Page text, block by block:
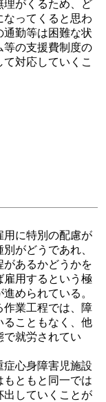
理がくるため、ど
なってくると思わ
勤等は困難な状
等の支援費制度の
対応していくこ
用に特別の配慮が
がどうであれ、
があるかどうかを
雇用するという極
められている。
作業工程では、障
ることもなく、他
で就労されてい
症心身障害児施設
ともと同一では
出していくことが